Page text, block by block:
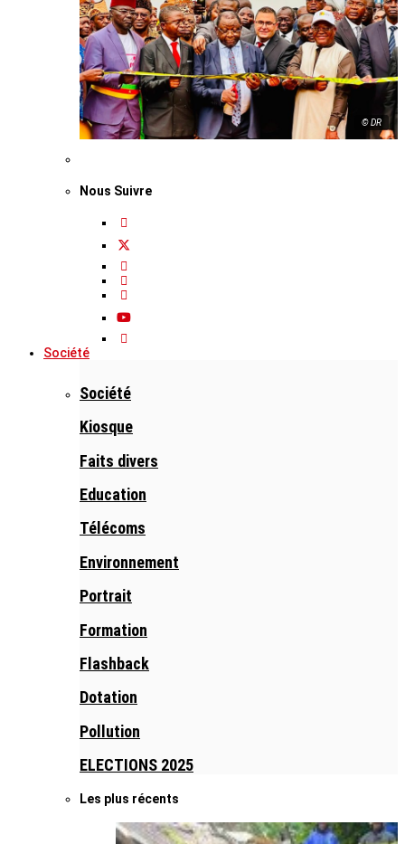
© DR
Nous Suivre
Société
Société
Kiosque
Faits divers
Education
Télécoms
Environnement
Portrait
Formation
Flashback
Dotation
Pollution
ELECTIONS 2025
Les plus récents